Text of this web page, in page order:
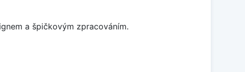
a špičkovým zpracováním.